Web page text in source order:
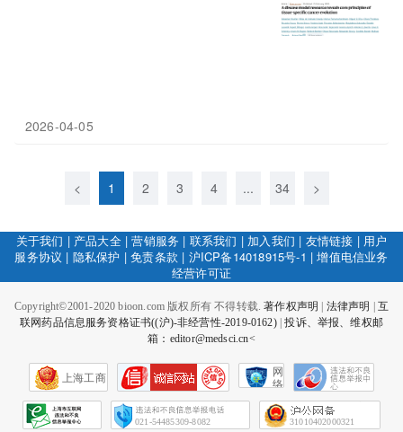
2026-04-05
< 1 2 3 4 ... 34 >
关于我们 | 产品大全|营销服务 | 联系我们 | 加入我们 | 友情链接 | 用户
服务协议 | 隐私保护 |免责条款 | 沪ICP备14018915号-1 |增值电信业务
经营许可证
Copyright©2001-2020 bioon.com 版权所有 不得转载.著作权声明 法律声明
互
联网药品信息服务资格证书((沪)-非经营性-2019-0162)|投诉、举报、维权邮
箱：editor@medsci.cn<
上海工商
网
络
会
征
021-54485309-8082 31010402000321